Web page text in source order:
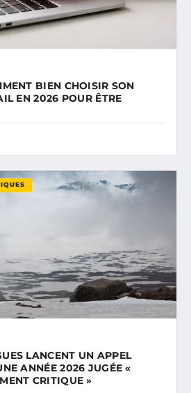
BIEN CHOISIR SON
EN 2026 POUR ÊTRE
LANCENT UN APPEL
ANNÉE 2026 JUGÉE «
CRITIQUE »